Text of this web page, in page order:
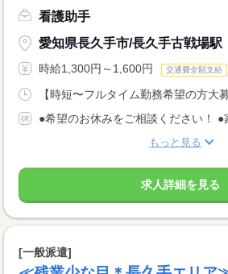
看護助手
愛知県長久手市/長久手古戦場駅
時給1,300円～1,600円 交通費全額支給
【時短〜フルタイム勤務希望の方大
●希望のお休みをご相談ください！ ●
もっと見る
求人詳細を見る
[一般派遣]